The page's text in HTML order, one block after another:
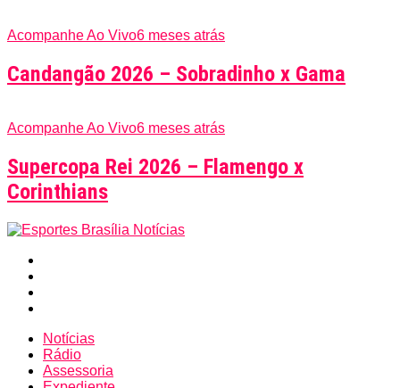
Acompanhe Ao Vivo6 meses atrás
Candangão 2026 – Sobradinho x Gama
Acompanhe Ao Vivo6 meses atrás
Supercopa Rei 2026 – Flamengo x
Corinthians
Notícias
Rádio
Assessoria